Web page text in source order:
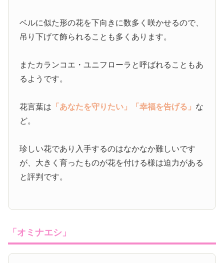
ベルに似た形の花を下向きに数多く咲かせるので、
吊り下げて飾られることも多くあります。
またカランコエ・ユニフローラと呼ばれることもあ
るようです。
花言葉は 「あなたを守りたい」 「幸福を告げる」 な
ど。
珍しい花であり入手するのはなかなか難しいです
が、大きく育ったものが花を付ける様は迫力がある
と評判です。
「オミナエシ」